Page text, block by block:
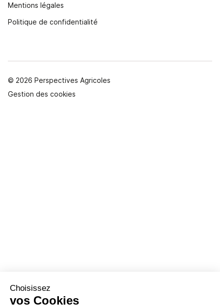
Mentions légales
Politique de confidentialité
© 2026 Perspectives Agricoles
Gestion des cookies